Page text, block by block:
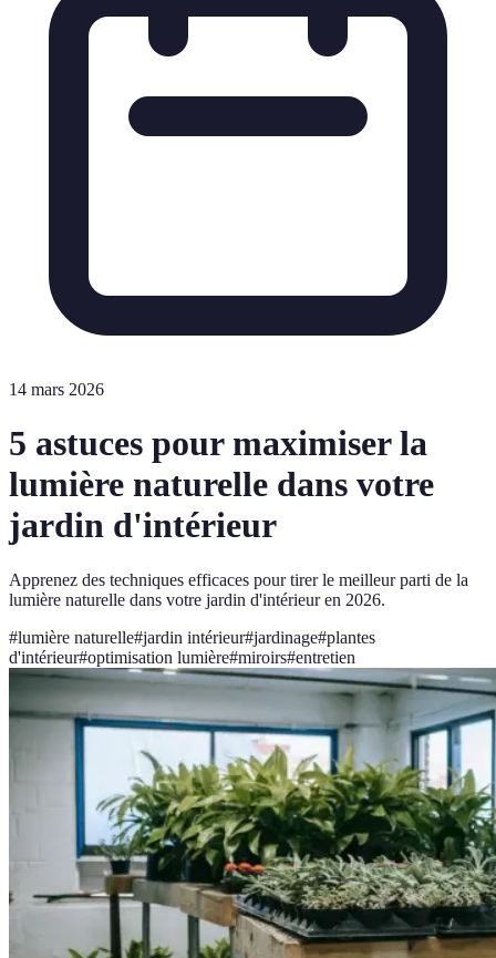
14 mars 2026
5 astuces pour maximiser la
lumière naturelle dans votre
jardin d'intérieur
Apprenez des techniques efficaces pour tirer le meilleur parti de la
lumière naturelle dans votre jardin d'intérieur en 2026.
#lumière naturelle#jardin intérieur#jardinage#plantes
d'intérieur#optimisation lumière#miroirs#entretien